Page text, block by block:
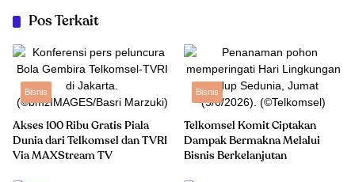
Pos Terkait
Bisnis
Akses 100 Ribu Gratis Piala
Dunia dari Telkomsel dan TVRI
Via MAXStream TV
Bisnis
Telkomsel Komit Ciptakan
Dampak Bermakna Melalui
Bisnis Berkelanjutan